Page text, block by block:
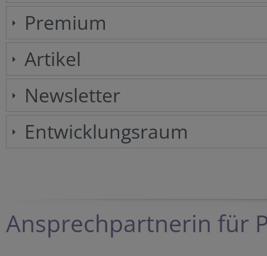
Premium
Artikel
Newsletter
Entwicklungsraum
Ansprechpartnerin für